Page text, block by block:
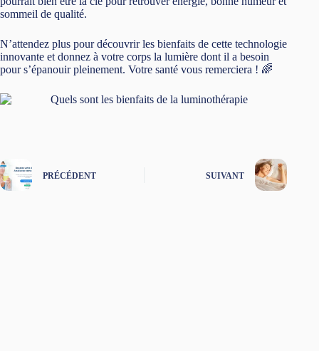
PRÉCÉDENT SUIVANT